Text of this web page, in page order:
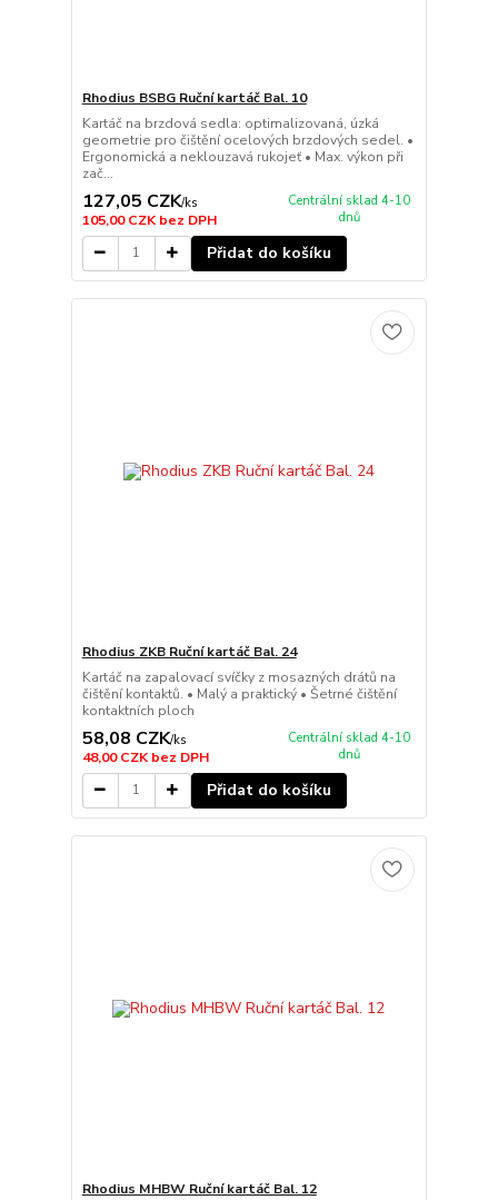
Rhodius BSBG Ruční kartáč Bal. 10
Kartáč na brzdová sedla: optimalizovaná, úzká
geometrie pro čištění ocelových brzdových sedel. •
Ergonomická a neklouzavá rukojeť • Max. výkon při
zač...
127,05 CZK/ks
105,00 CZKbez DPH
Centrální sklad 4-10
dnů
Přidat do košíku
Rhodius ZKB Ruční kartáč Bal. 24
Kartáč na zapalovací svíčky z mosazných drátů na
čištění kontaktů. • Malý a praktický • Šetrné čištění
kontaktních ploch
58,08 CZK/ks
48,00 CZKbez DPH
Centrální sklad 4-10
dnů
Přidat do košíku
Rhodius MHBW Ruční kartáč Bal. 12